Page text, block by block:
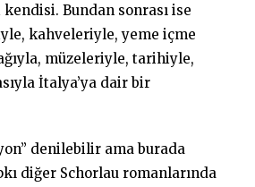
Bundan sonrası ise
kahveleriyle, yeme içme
müzeleriyle, tarihiyle,
İtalya’ya dair bir
denilebilir ama burada
diğer Schorlau romanlarında